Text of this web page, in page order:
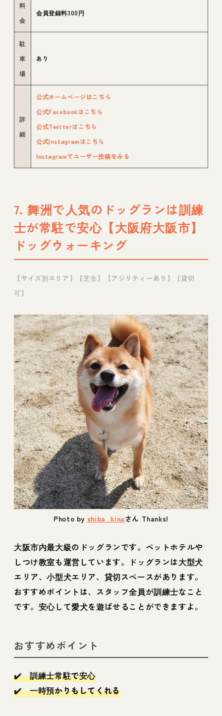
料
金
会員登録料300円
駐
車
場
あり
詳
細
公式ホームページはこちら
公式Facebookはこちら
公式Twitterはこちら
公式Instagramはこちら
Instagramでユーザー投稿をみる
7. 舞洲で人気のドッグランは訓練
士が常駐で安心【大阪府大阪市】
ドッグウォーキング
【サイズ別エリア】【芝生】【アジリティーあり】【貸切
可】
Photo by shiba_kinaさん Thanks!
大阪市内最大級のドッグランです。ペットホテルや
しつけ教室も運営しています。ドッグランは大型犬
エリア、小型犬エリア、貸切スペースがあります。
おすすめポイントは、スタッフ全員が訓練士なこと
です。安心して愛犬を遊ばせることができますよ。
おすすめポイント
✔️ 訓練士常駐で安心
✔️ 一時預かりもしてくれる